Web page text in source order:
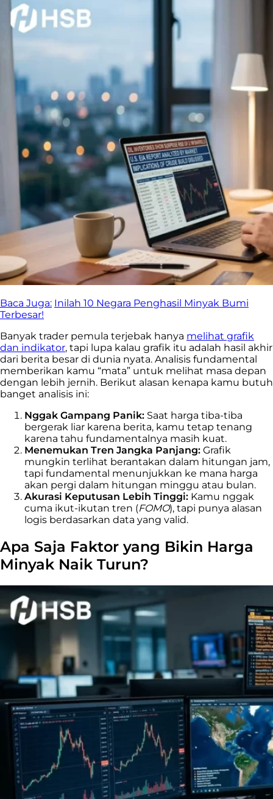
Baca Juga: Inilah 10 Negara Penghasil Minyak Bumi
Terbesar!
Banyak trader pemula terjebak hanya melihat grafik
dan indikator, tapi lupa kalau grafik itu adalah hasil akhir
dari berita besar di dunia nyata. Analisis fundamental
memberikan kamu “mata” untuk melihat masa depan
dengan lebih jernih. Berikut alasan kenapa kamu butuh
banget analisis ini:
Nggak Gampang Panik: Saat harga tiba-tiba
bergerak liar karena berita, kamu tetap tenang
karena tahu fundamentalnya masih kuat.
Menemukan Tren Jangka Panjang: Grafik
mungkin terlihat berantakan dalam hitungan jam,
tapi fundamental menunjukkan ke mana harga
akan pergi dalam hitungan minggu atau bulan.
Akurasi Keputusan Lebih Tinggi: Kamu nggak
cuma ikut-ikutan tren (FOMO), tapi punya alasan
logis berdasarkan data yang valid.
Apa Saja Faktor yang Bikin Harga
Minyak Naik Turun?